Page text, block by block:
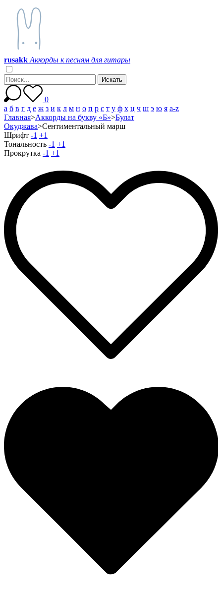
rusakk Аккорды к песням для гитары
0
а б в г д е ж з и к л м н о п р с т у ф х ц ч ш э ю я a-z
Главная>Аккорды на букву «Б»>Булат
Окуджава>Сентиментальный марш
Шрифт -1 +1
Тональность -1 +1
Прокрутка -1 +1